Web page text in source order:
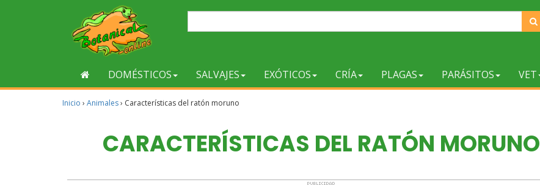
DOMÉSTICOS SALVAJES EXÓTICOS CRÍA PLAGAS PARÁSITOS VET
Inicio › Animales› Características del ratón moruno
CARACTERÍSTICAS DEL RATÓN MORUNO